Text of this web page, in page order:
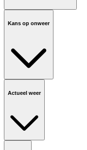
Kans op onweer
Actueel weer